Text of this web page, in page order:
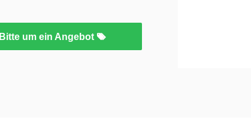
Bitte um ein Angebot